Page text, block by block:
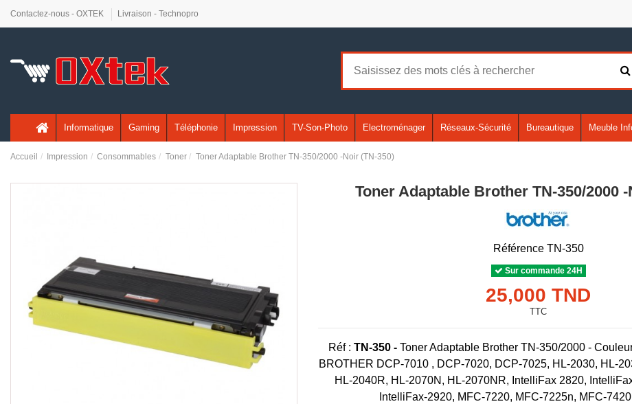
Contactez-nous - OXTEK Livraison - Technopro
Informatique Gaming Téléphonie Impression TV-Son-Photo Electroménager Réseaux-Sécurité Bureautique Meuble
Accueil Impression Consommables Toner Toner Adaptable Brother TN-350/2000 -Noir (TN-350)
Toner Adaptable Brother TN-350/2000
Référence TN-350
Sur commande 24H
25,000 TND
TTC
Réf : TN-350-Toner Adaptable Brother TN-350/2000 -
BROTHER DCP-7010 , DCP-7020, DCP-7025, HL-2030, HL-
HL-2040R, HL-2070N, HL-2070NR, IntelliFax 2820,
IntelliFax-2920, MFC-7220, MFC-7225n, MFC-